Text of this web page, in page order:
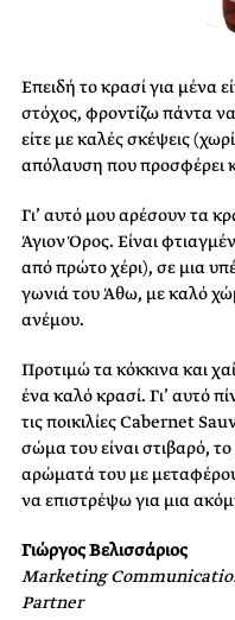
Επειδή το κρασί για μένα
στόχος, φροντίζω πάντα
είτε με καλές σκέψεις
απόλαυση που προσφέρει
Γι’ αυτό μου αρέσουν τα
Άγιον Όρος. Είναι
από πρώτο χέρι), σε μια
γωνιά του Άθω, με καλό
ανέμου.
Προτιμώ τα κόκκινα και
ένα καλό κρασί. Γι’ αυτό
τις ποικιλίες Cabernet
σώμα του είναι στιβαρό,
αρώματά του με
να επιστρέψω για μια
Γιώργος Βελισσάριος
Marketing
Partner